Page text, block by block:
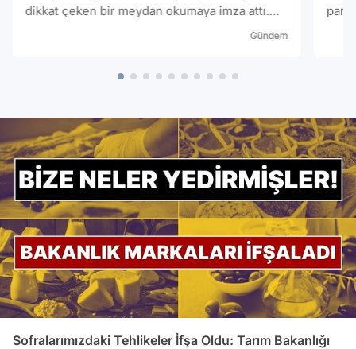
dikkat çeken bir meydan okumaya imza attı.
Yıldız Holding Yönetim Kurulu Üyesi MuratGündem
tür,
Sofralarımızdaki Tehlikeler İfşa Oldu: Tarım Bakanlığı